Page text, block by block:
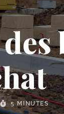
5 MINUTES